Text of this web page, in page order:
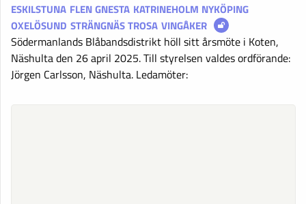
ESKILSTUNA FLENGNESTA KATRINEHOLM NYKÖPING
OXELÖSUND STRÄNGNÄSTROSA VINGÅKER
Södermanlands Blåbandsdistrikt höll sitt årsmöte i Koten,
Näshulta den 26 april 2025. Till styrelsen valdes ordförande:
Jörgen Carlsson, Näshulta. Ledamöter: